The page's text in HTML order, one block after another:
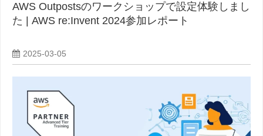
AWS Outpostsのワークショップで設定体験しまし
た | AWS re:Invent 2024参加レポート
2025-03-05